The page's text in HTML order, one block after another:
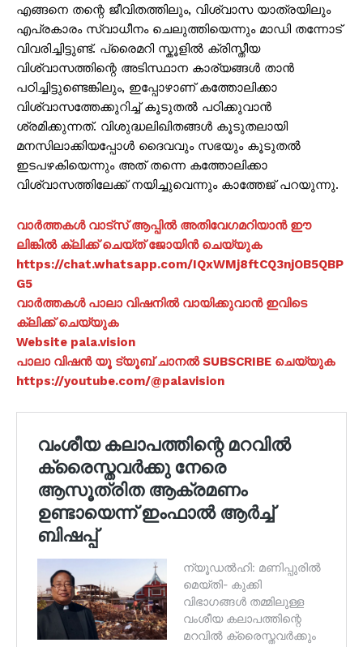
എങ്ങനെ തന്റെ ജീവിതത്തിലും, വിശ്വാസ യാത്രയിലും
എപ്രകാരം സ്വാധീനം ചെലുത്തിയെന്നും മാഡി തന്നോട്
വിവരിച്ചിട്ടുണ്ട്. പ്രൈമറി സ്കൂളില്‍ ക്രിസ്തീയ
വിശ്വാസത്തിന്റെ അടിസ്ഥാന കാര്യങ്ങള്‍ താന്‍
പഠിച്ചിട്ടുണ്ടെങ്കിലും, ഇപ്പോഴാണ് കത്തോലിക്കാ
വിശ്വാസത്തേക്കുറിച്ച് കൂടുതല്‍ പഠിക്കുവാന്‍
ശ്രമിക്കുന്നത്. വിശുദ്ധലിഖിതങ്ങള്‍ കൂടുതലായി
മനസിലാക്കിയപ്പോള്‍ ദൈവവും സഭയും കൂടുതല്‍
ഇടപഴകിയെന്നും അത് തന്നെ കത്തോലിക്കാ
വിശ്വാസത്തിലേക്ക് നയിച്ചുവെന്നും കാത്തേജ് പറയുന്നു.
വാർത്തകൾ വാട്സ് ആപ്പിൽ അതിവേഗമറിയാൻ ഈ
ലിങ്കിൽ ക്ലിക്ക് ചെയ്ത് ജോയിൻ ചെയ്യുക
https://chat.whatsapp.com/IQxWMj8ftCQ3njOB5QBP
G5
വാർത്തകൾ പാലാ വിഷനിൽ വായിക്കുവാൻ ഇവിടെ
ക്ലിക്ക് ചെയ്യുക
Website pala.vision
പാലാ വിഷൻ യൂ ട്യൂബ് ചാനൽ SUBSCRIBE ചെയ്യുക
https://youtube.com/@palavision